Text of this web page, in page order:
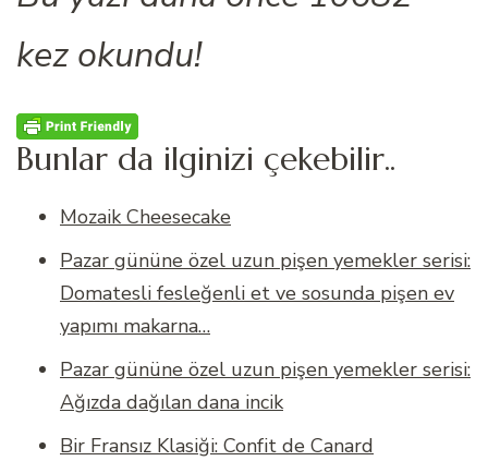
kez okundu!
Bunlar da ilginizi çekebilir..
Mozaik Cheesecake
Pazar gününe özel uzun pişen yemekler serisi:
Domatesli fesleğenli et ve sosunda pişen ev
yapımı makarna…
Pazar gününe özel uzun pişen yemekler serisi:
Ağızda dağılan dana incik
Bir Fransız Klasiği: Confit de Canard